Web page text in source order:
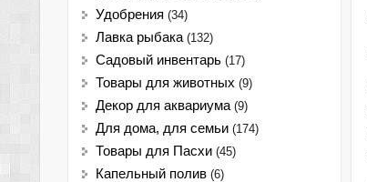
Удобрения (34)
Лавка рыбака (132)
Садовый инвентарь (17)
Товары для животных (9)
Декор для аквариума (9)
Для дома, для семьи (174)
Товары для Пасхи (45)
Капельный полив (6)